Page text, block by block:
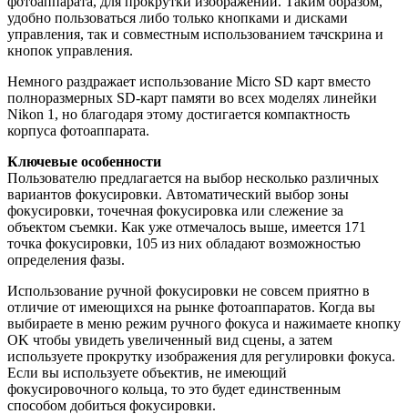
удобно пользоваться либо только кнопками и дисками
управления, так и совместным использованием тачскрина и
кнопок управления.
Немного раздражает использование Micro SD карт вместо
полноразмерных SD-карт памяти во всех моделях линейки
Nikon 1, но благодаря этому достигается компактность
корпуса фотоаппарата.
Ключевые особенности
Пользователю предлагается на выбор несколько различных
вариантов фокусировки. Автоматический выбор зоны
фокусировки, точечная фокусировка или слежение за
объектом съемки. Как уже отмечалось выше, имеется 171
точка фокусировки, 105 из них обладают возможностью
определения фазы.
Использование ручной фокусировки не совсем приятно в
отличие от имеющихся на рынке фотоаппаратов. Когда вы
выбираете в меню режим ручного фокуса и нажимаете кнопку
OK чтобы увидеть увеличенный вид сцены, а затем
используете прокрутку изображения для регулировки фокуса.
Если вы используете объектив, не имеющий
фокусировочного кольца, то это будет единственным
способом добиться фокусировки.